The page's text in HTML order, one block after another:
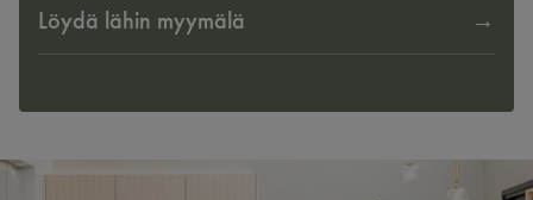
Löydä lähin myymälä